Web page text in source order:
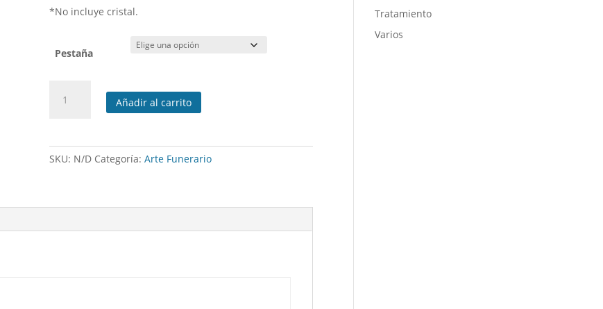
*No incluye cristal.
Pestaña
acero
Añadir al carrito
SKU: N/D Categoría:Arte Funerario
Tratamiento
Varios